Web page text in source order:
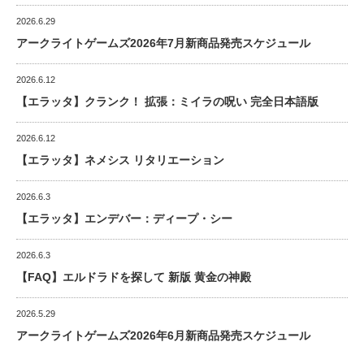
2026.6.29
アークライトゲームズ2026年7月新商品発売スケジュール
2026.6.12
【エラッタ】クランク！ 拡張：ミイラの呪い 完全日本語版
2026.6.12
【エラッタ】ネメシス リタリエーション
2026.6.3
【エラッタ】エンデバー：ディープ・シー
2026.6.3
【FAQ】エルドラドを探して 新版 黄金の神殿
2026.5.29
アークライトゲームズ2026年6月新商品発売スケジュール